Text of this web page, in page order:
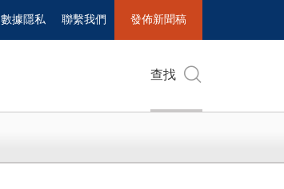
數據隱私 聯繫我們 發佈新聞稿
查找